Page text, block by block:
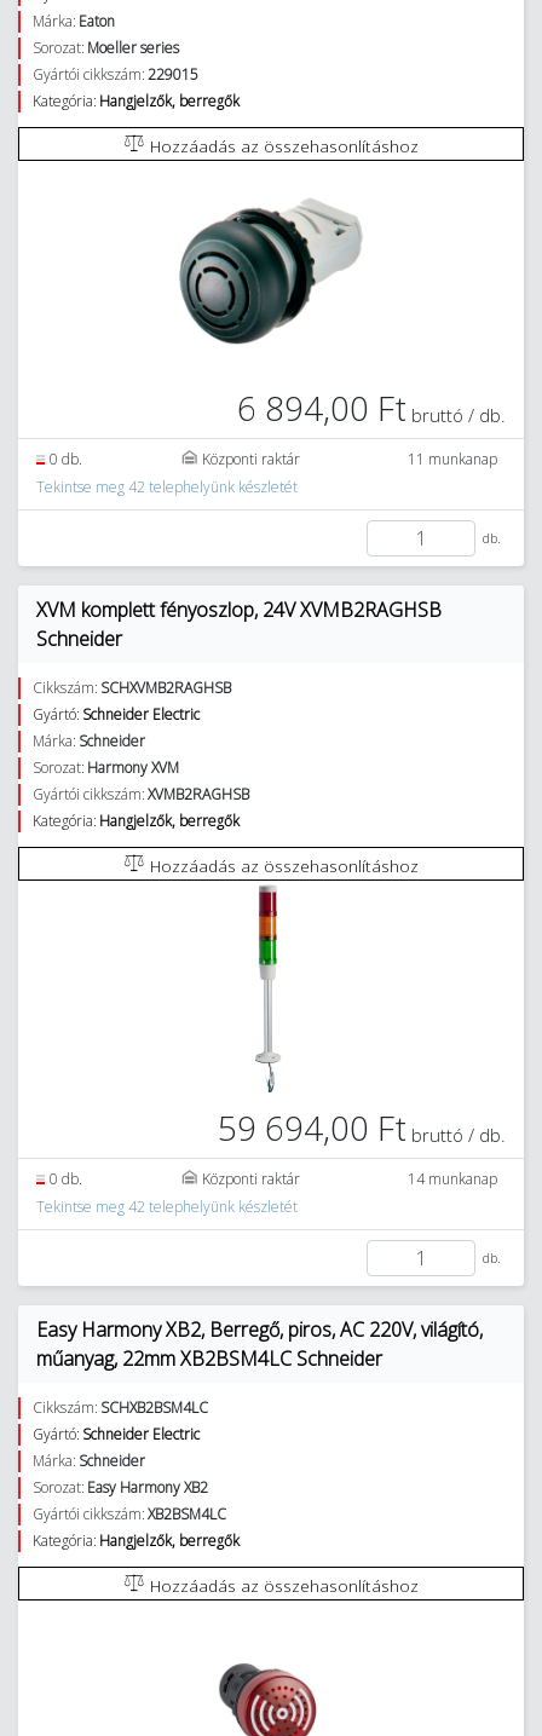
Márka: Eaton
Sorozat: Moeller series
Gyártói cikkszám:229015
Kategória: Hangjelzők, berregők
Hozzáadás az összehasonlításhoz
6 894,00 Ft bruttó / db.
0 db. Központi raktár
11 munkanap
Tekintse meg 42 telephelyünk készletét
db.
XVM komplett fényoszlop, 24V XVMB2RAGHSB
Schneider
Cikkszám: SCHXVMB2RAGHSB
Gyártó: Schneider Electric
Márka: Schneider
Sorozat: Harmony XVM
Gyártói cikkszám:XVMB2RAGHSB
Kategória: Hangjelzők, berregők
Hozzáadás az összehasonlításhoz
59 694,00 Ft bruttó / db.
0 db. Központi raktár
14 munkanap
Tekintse meg 42 telephelyünk készletét
db.
Easy Harmony XB2, Berregő, piros, AC 220V, világító,
műanyag, 22mm XB2BSM4LC Schneider
Cikkszám: SCHXB2BSM4LC
Gyártó: Schneider Electric
Márka: Schneider
Sorozat: Easy Harmony XB2
Gyártói cikkszám:XB2BSM4LC
Kategória: Hangjelzők, berregők
Hozzáadás az összehasonlításhoz